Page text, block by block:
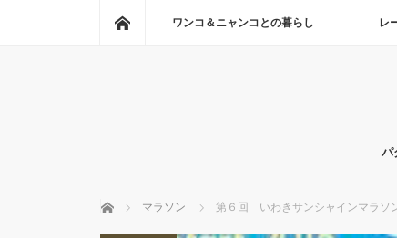
ホームワンコ＆ニャンコとの暮らし レ
パ
ホーム マラソン 第６回 いわきサンシャインマラソ